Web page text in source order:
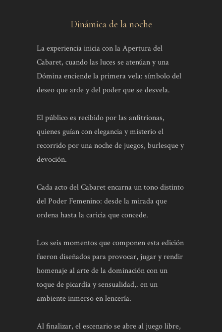
Dinámica de la noche
La experiencia inicia con la Apertura del
Cabaret, cuando las luces se atenúan y una
Dómina enciende la primera vela: símbolo del
deseo que arde y del poder que se desvela.
El público es recibido por las anfitrionas,
quienes guían con elegancia y misterio el
recorrido por una noche de juegos, burlesque y
devoción.
Cada acto del Cabaret encarna un tono distinto
del Poder Femenino: desde la mirada que
ordena hasta la caricia que concede.
Los seis momentos que componen esta edición
fueron diseñados para provocar, jugar y rendir
homenaje al arte de la dominación con un
toque de picardía y sensualidad,. en un
ambiente inmerso en lencería.
Al finalizar, el escenario se abre al juego libre,